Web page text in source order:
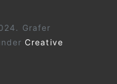
Grafer
Creative